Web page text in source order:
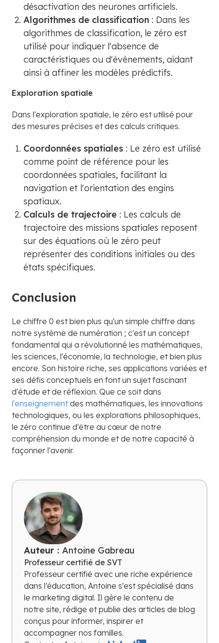
désactivation des neurones artificiels.
Algorithmes de classification : Dans les
algorithmes de classification, le zéro est
utilisé pour indiquer l'absence de
caractéristiques ou d'événements, aidant
ainsi à affiner les modèles prédictifs.
Exploration spatiale
Dans l'exploration spatiale, le zéro est utilisé pour
des mesures précises et des calculs critiques.
Coordonnées spatiales : Le zéro est utilisé
comme point de référence pour les
coordonnées spatiales, facilitant la
navigation et l'orientation des engins
spatiaux.
Calculs de trajectoire : Les calculs de
trajectoire des missions spatiales reposent
sur des équations où le zéro peut
représenter des conditions initiales ou des
états spécifiques.
Conclusion
Le chiffre 0 est bien plus qu'un simple chiffre dans
notre système de numération ; c'est un concept
fondamental qui a révolutionné les mathématiques,
les sciences, l'économie, la technologie, et bien plus
encore. Son histoire riche, ses applications variées et
ses défis conceptuels en font un sujet fascinant
d'étude et de réflexion. Que ce soit dans
l'enseignementdes mathématiques, les innovations
technologiques, ou les explorations philosophiques,
le zéro continue d'être au cœur de notre
compréhension du monde et de notre capacité à
façonner l'avenir.
Auteur : Antoine Gabreau
Professeur certifié de SVT
Professeur certifié avec une riche expérience
dans l’éducation, Antoine s'est spécialisé dans
le marketing digital. Il gère le contenu de
notre site, rédige et publie des articles de blog
conçus pour informer, inspirer et
accompagner nos familles.